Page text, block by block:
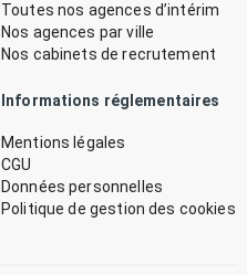
Toutes nos agences d’intérim
Nos agences par ville
Nos cabinets de recrutement
Informations réglementaires
Mentions légales
CGU
Données personnelles
Politique de gestion des cookies